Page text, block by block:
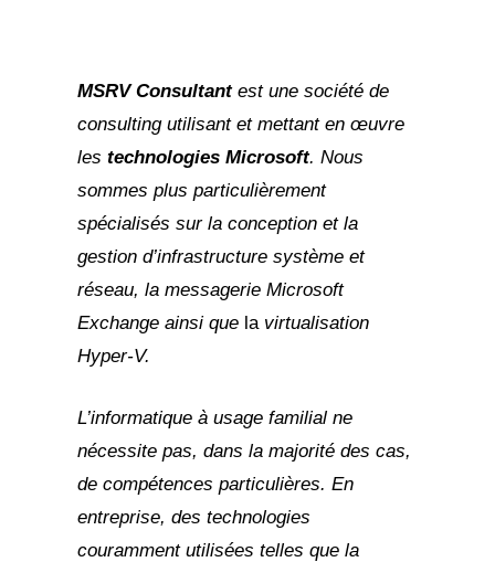
MSRVConsultantest une société de
consulting utilisant et mettant en œuvre
les technologies Microsoft. Nous
sommes plus particulièrement
spécialisés sur la conception et la
gestion d’infrastructure système et
réseau, la messagerie Microsoft
Exchange ainsi que lavirtualisation
Hyper-V.
L’informatique à usage familial ne
nécessite pas, dans la majorité des cas,
de compétences particulières. En
entreprise, des technologies
couramment utilisées telles que la